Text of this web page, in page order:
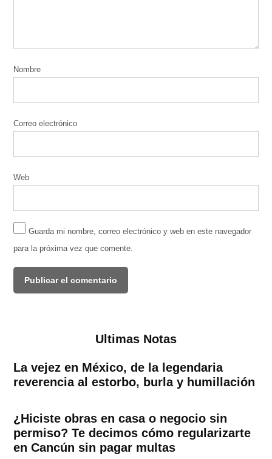
Nombre
Correo electrónico
Web
Guarda mi nombre, correo electrónico y web en este navegador
para la próxima vez que comente.
Ultimas Notas
La vejez en México, de la legendaria
reverencia al estorbo, burla y humillación
¿Hiciste obras en casa o negocio sin
permiso? Te decimos cómo regularizarte
en Cancún sin pagar multas